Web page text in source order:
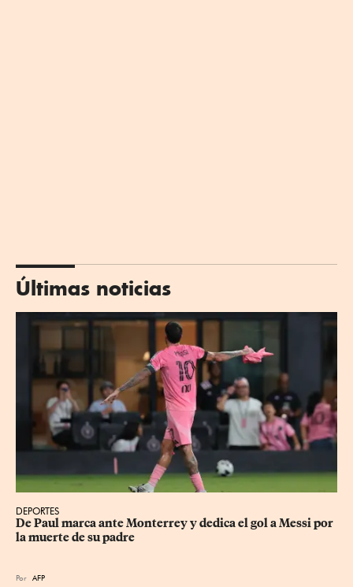
Últimas noticias
DEPORTES
De Paul marca ante Monterrey y dedica el gol a Messi por
la muerte de su padre
Por AFP